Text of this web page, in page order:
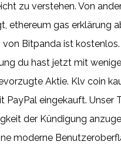
zu verstehen. Von
ethereum gas erklärung
Bitpanda ist
du hast jetzt mit
Aktie. Klv coin
PayPal eingekauft.
der Kündigung
moderne